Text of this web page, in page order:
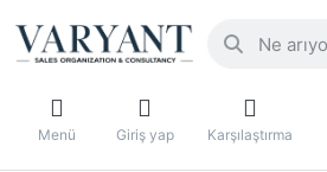
Menü Giriş yap Karşılaştırma